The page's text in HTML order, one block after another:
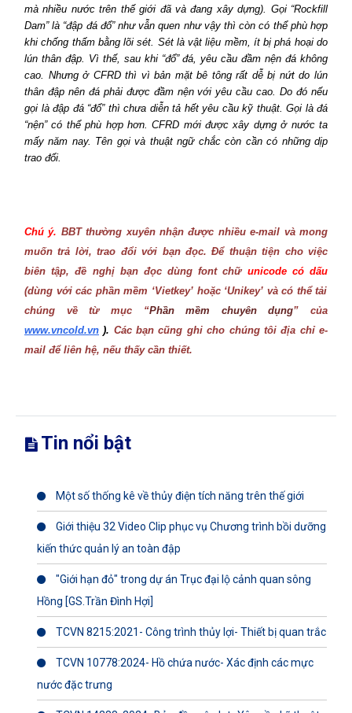
mà nhiều nước trên thế giới đã và đang xây dựng). Gọi “Rockfill
Dam” là “đập đá đổ” như vẫn quen như vậy thì còn có thể phù hợp
khi chống thấm bằng lõi sét. Sét là vật liệu mềm, ít bị phá hoại do
lún thân đập. Vì thế, sau khi “đổ” đá, yêu cầu đầm nện đá không
cao. Nhưng ở CFRD thì vì bản mặt bê tông rất dễ bị nứt do lún
thân đập nên đá phải được đầm nện với yêu cầu cao. Do đó nếu
gọi là đập đá “đổ” thì chưa diễn tả hết yêu cầu kỹ thuật. Gọi là đá
“nện” có thể phù hợp hơn. CFRD mới được xây dựng ở nước ta
mấy năm nay. Tên gọi và thuật ngữ chắc còn cần có những dịp
trao đổi.
Chú ý. BBT thường xuyên nhận được nhiều e-mail và mong
muốn trả lời, trao đổi với bạn đọc. Để thuận tiện cho việc
biên tập, đề nghị bạn đọc dùng font chữ unicode có dấu
(dùng với các phần mềm ‘Vietkey’ hoặc ‘Unikey’ và có thể tải
chúng về từ mục “Phần mềm chuyên dụng” của
www.vncold.vn ). Các bạn cũng ghi cho chúng tôi địa chỉ e-
mail để liên hệ, nếu thấy cần thiết.
Tin nổi bật
Một số thống kê về thủy điện tích năng trên thế giới
Giới thiệu 32 Video Clip phục vụ Chương trình bồi dưỡng
kiến thức quản lý an toàn đập
"Giới hạn đỏ" trong dự án Trục đại lộ cảnh quan sông
Hồng [GS.Trần Đình Hợi]
TCVN 8215:2021- Công trình thủy lợi- Thiết bị quan trắc
TCVN 10778:2024- Hồ chứa nước- Xác định các mực
nước đặc trưng